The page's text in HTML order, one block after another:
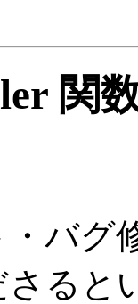
関
・バグ
さると